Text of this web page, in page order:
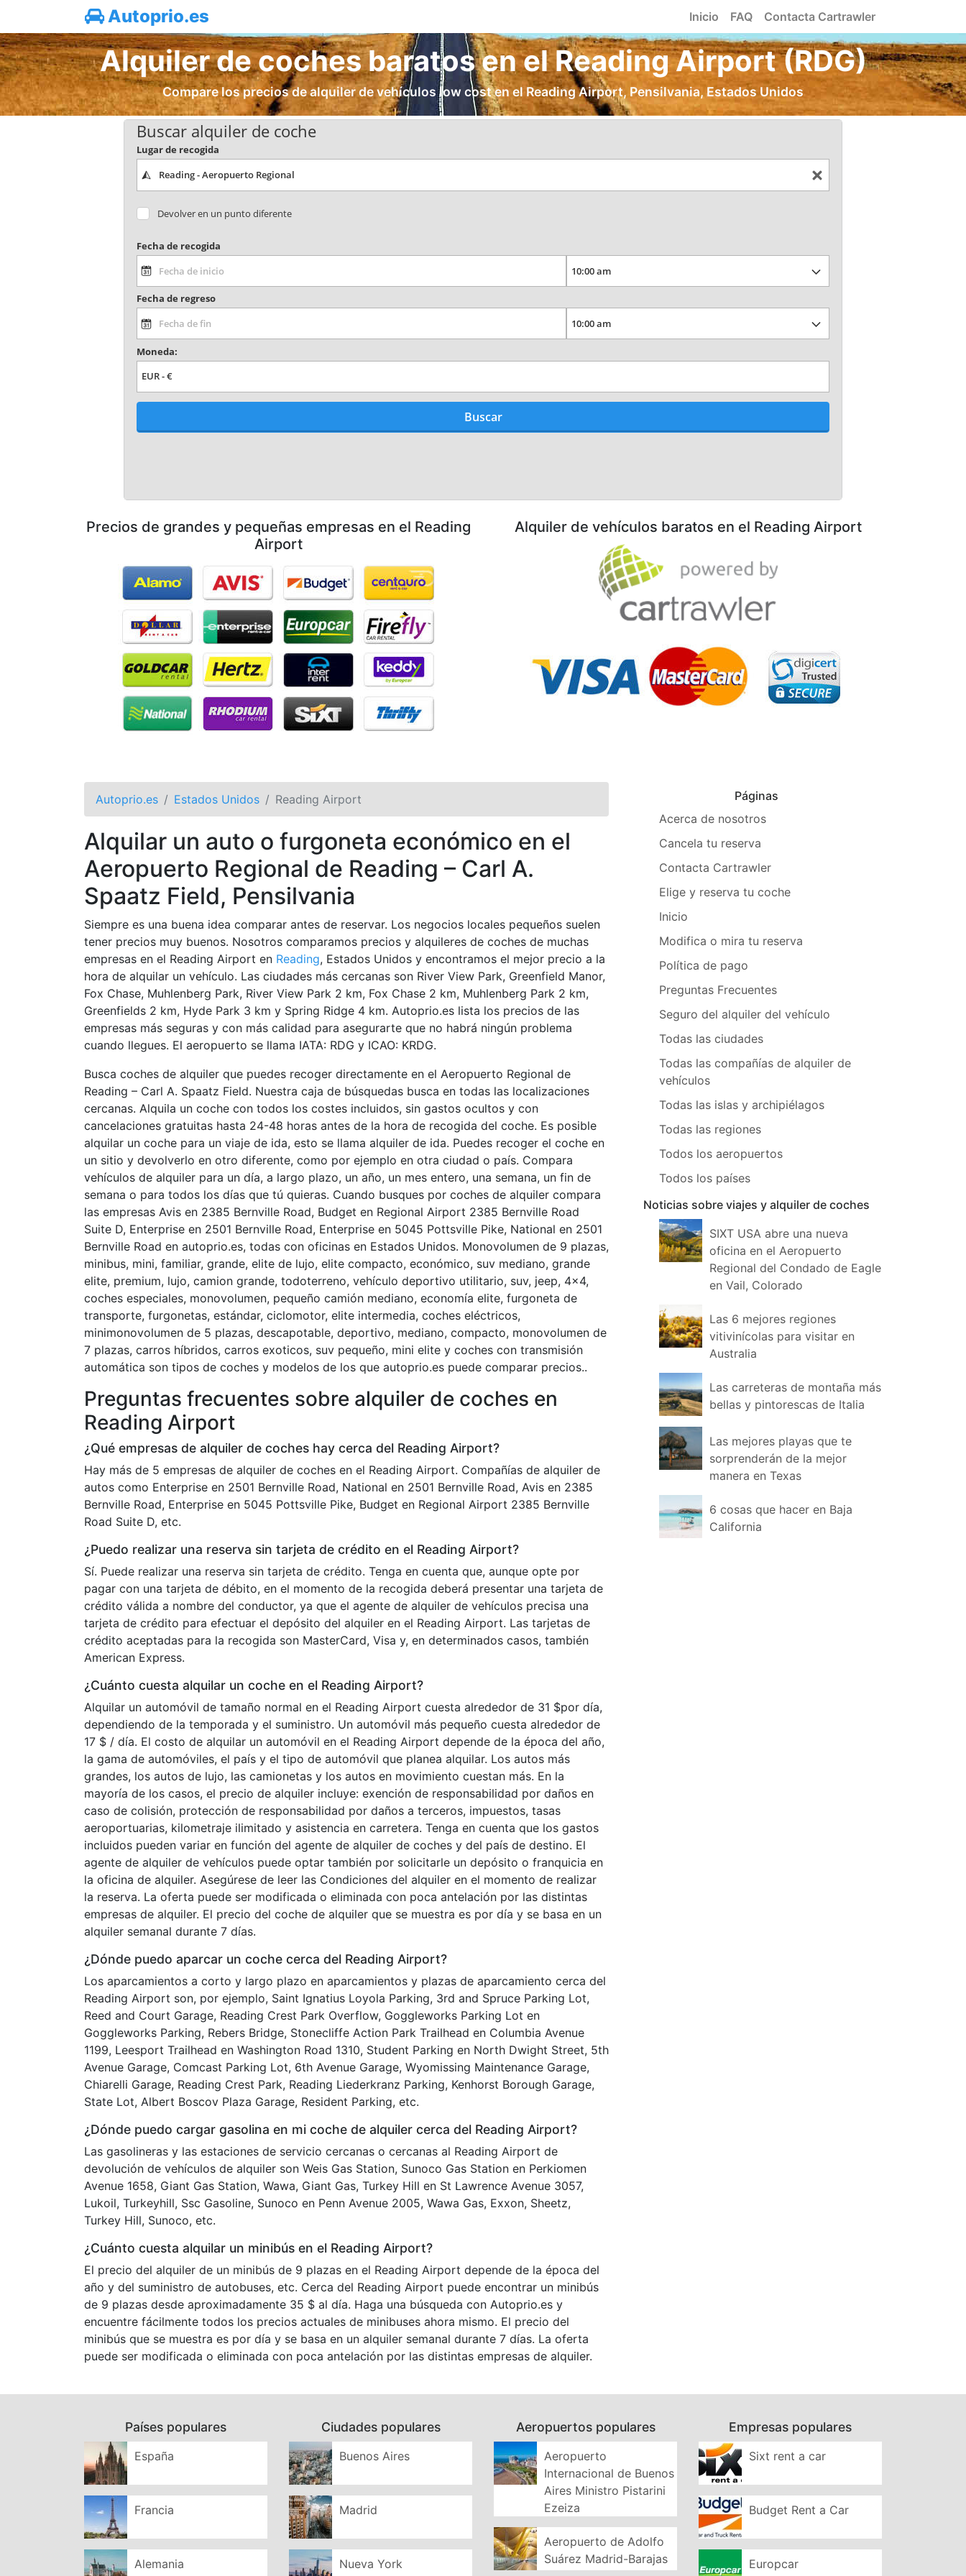
Autoprio.es Inicio FAQ Contacta Cartrawler
Alquiler de coches baratos en el Reading Airport (RDG)
Compare los precios de alquiler de vehículos low cost en el Reading Airport, Pensilvania, Estados Unidos
Precios de grandes y pequeñas empresas en el Reading
Airport
Alquiler de vehículos baratos en el Reading Airport
Autoprio.es Estados Unidos Reading Airport
Alquilar un auto o furgoneta económico en el
Aeropuerto Regional de Reading – Carl A.
Spaatz Field, Pensilvania
Siempre es una buena idea comparar antes de reservar. Los negocios locales pequeños suelen
tener precios muy buenos. Nosotros comparamos precios y alquileres de coches de muchas
empresas en el Reading Airport en Reading, Estados Unidos y encontramos el mejor precio a la
hora de alquilar un vehículo. Las ciudades más cercanas son River View Park, Greenfield Manor,
Fox Chase, Muhlenberg Park, River View Park 2 km, Fox Chase 2 km, Muhlenberg Park 2 km,
Greenfields 2 km, Hyde Park 3 km y Spring Ridge 4 km. Autoprio.es lista los precios de las
empresas más seguras y con más calidad para asegurarte que no habrá ningún problema
cuando llegues. El aeropuerto se llama IATA: RDG y ICAO: KRDG.
Busca coches de alquiler que puedes recoger directamente en el Aeropuerto Regional de
Reading – Carl A. Spaatz Field. Nuestra caja de búsquedas busca en todas las localizaciones
cercanas. Alquila un coche con todos los costes incluidos, sin gastos ocultos y con
cancelaciones gratuitas hasta 24-48 horas antes de la hora de recogida del coche. Es posible
alquilar un coche para un viaje de ida, esto se llama alquiler de ida. Puedes recoger el coche en
un sitio y devolverlo en otro diferente, como por ejemplo en otra ciudad o país. Compara
vehículos de alquiler para un día, a largo plazo, un año, un mes entero, una semana, un fin de
semana o para todos los días que tú quieras. Cuando busques por coches de alquiler compara
las empresas Avis en 2385 Bernville Road, Budget en Regional Airport 2385 Bernville Road
Suite D, Enterprise en 2501 Bernville Road, Enterprise en 5045 Pottsville Pike, National en 2501
Bernville Road en autoprio.es, todas con oficinas en Estados Unidos. Monovolumen de 9 plazas,
minibus, mini, familiar, grande, elite de lujo, elite compacto, económico, suv mediano, grande
elite, premium, lujo, camion grande, todoterreno, vehículo deportivo utilitario, suv, jeep, 4×4,
coches especiales, monovolumen, pequeño camión mediano, economía elite, furgoneta de
transporte, furgonetas, estándar, ciclomotor, elite intermedia, coches eléctricos,
minimonovolumen de 5 plazas, descapotable, deportivo, mediano, compacto, monovolumen de
7 plazas, carros híbridos, carros exoticos, suv pequeño, mini elite y coches con transmisión
automática son tipos de coches y modelos de los que autoprio.es puede comparar precios..
Preguntas frecuentes sobre alquiler de coches en
Reading Airport
¿Qué empresas de alquiler de coches hay cerca del Reading Airport?
Hay más de 5 empresas de alquiler de coches en el Reading Airport. Compañías de alquiler de
autos como Enterprise en 2501 Bernville Road, National en 2501 Bernville Road, Avis en 2385
Bernville Road, Enterprise en 5045 Pottsville Pike, Budget en Regional Airport 2385 Bernville
Road Suite D, etc.
¿Puedo realizar una reserva sin tarjeta de crédito en el Reading Airport?
Sí. Puede realizar una reserva sin tarjeta de crédito. Tenga en cuenta que, aunque opte por
pagar con una tarjeta de débito, en el momento de la recogida deberá presentar una tarjeta de
crédito válida a nombre del conductor, ya que el agente de alquiler de vehículos precisa una
tarjeta de crédito para efectuar el depósito del alquiler en el Reading Airport. Las tarjetas de
crédito aceptadas para la recogida son MasterCard, Visa y, en determinados casos, también
American Express.
¿Cuánto cuesta alquilar un coche en el Reading Airport?
Alquilar un automóvil de tamaño normal en el Reading Airport cuesta alrededor de 31 $por día,
dependiendo de la temporada y el suministro. Un automóvil más pequeño cuesta alrededor de
17 $ / día. El costo de alquilar un automóvil en el Reading Airport depende de la época del año,
la gama de automóviles, el país y el tipo de automóvil que planea alquilar. Los autos más
grandes, los autos de lujo, las camionetas y los autos en movimiento cuestan más. En la
mayoría de los casos, el precio de alquiler incluye: exención de responsabilidad por daños en
caso de colisión, protección de responsabilidad por daños a terceros, impuestos, tasas
aeroportuarias, kilometraje ilimitado y asistencia en carretera. Tenga en cuenta que los gastos
incluidos pueden variar en función del agente de alquiler de coches y del país de destino. El
agente de alquiler de vehículos puede optar también por solicitarle un depósito o franquicia en
la oficina de alquiler. Asegúrese de leer las Condiciones del alquiler en el momento de realizar
la reserva. La oferta puede ser modificada o eliminada con poca antelación por las distintas
empresas de alquiler. El precio del coche de alquiler que se muestra es por día y se basa en un
alquiler semanal durante 7 días.
¿Dónde puedo aparcar un coche cerca del Reading Airport?
Los aparcamientos a corto y largo plazo en aparcamientos y plazas de aparcamiento cerca del
Reading Airport son, por ejemplo, Saint Ignatius Loyola Parking, 3rd and Spruce Parking Lot,
Reed and Court Garage, Reading Crest Park Overflow, Goggleworks Parking Lot en
Goggleworks Parking, Rebers Bridge, Stonecliffe Action Park Trailhead en Columbia Avenue
1199, Leesport Trailhead en Washington Road 1310, Student Parking en North Dwight Street, 5th
Avenue Garage, Comcast Parking Lot, 6th Avenue Garage, Wyomissing Maintenance Garage,
Chiarelli Garage, Reading Crest Park, Reading Liederkranz Parking, Kenhorst Borough Garage,
State Lot, Albert Boscov Plaza Garage, Resident Parking, etc.
¿Dónde puedo cargar gasolina en mi coche de alquiler cerca del Reading Airport?
Las gasolineras y las estaciones de servicio cercanas o cercanas al Reading Airport de
devolución de vehículos de alquiler son Weis Gas Station, Sunoco Gas Station en Perkiomen
Avenue 1658, Giant Gas Station, Wawa, Giant Gas, Turkey Hill en St Lawrence Avenue 3057,
Lukoil, Turkeyhill, Ssc Gasoline, Sunoco en Penn Avenue 2005, Wawa Gas, Exxon, Sheetz,
Turkey Hill, Sunoco, etc.
¿Cuánto cuesta alquilar un minibús en el Reading Airport?
El precio del alquiler de un minibús de 9 plazas en el Reading Airport depende de la época del
año y del suministro de autobuses, etc. Cerca del Reading Airport puede encontrar un minibús
de 9 plazas desde aproximadamente 35 $ al día. Haga una búsqueda con Autoprio.es y
encuentre fácilmente todos los precios actuales de minibuses ahora mismo. El precio del
minibús que se muestra es por día y se basa en un alquiler semanal durante 7 días. La oferta
puede ser modificada o eliminada con poca antelación por las distintas empresas de alquiler.
Páginas
Acerca de nosotros
Cancela tu reserva
Contacta Cartrawler
Elige y reserva tu coche
Inicio
Modifica o mira tu reserva
Política de pago
Preguntas Frecuentes
Seguro del alquiler del vehículo
Todas las ciudades
Todas las compañías de alquiler de
vehículos
Todas las islas y archipiélagos
Todas las regiones
Todos los aeropuertos
Todos los países
Noticias sobre viajes y alquiler de coches
SIXT USA abre una nueva
oficina en el Aeropuerto
Regional del Condado de Eagle
en Vail, Colorado
Las 6 mejores regiones
vitivinícolas para visitar en
Australia
Las carreteras de montaña más
bellas y pintorescas de Italia
Las mejores playas que te
sorprenderán de la mejor
manera en Texas
6 cosas que hacer en Baja
California
Países populares
España
Francia
Alemania
Ciudades populares
Buenos Aires
Madrid
Nueva York
Aeropuertos populares
Aeropuerto
Internacional de Buenos
Aires Ministro Pistarini
Ezeiza
Aeropuerto de Adolfo
Suárez Madrid-Barajas
Empresas populares
Sixt rent a car
Budget Rent a Car
Europcar